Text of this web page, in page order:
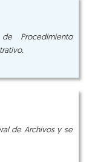
Procedimiento
de Archivos y se